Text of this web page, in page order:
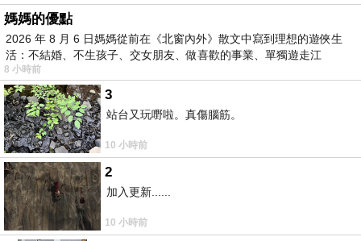
媽媽的優點
2026 年 8 月 6 日媽媽從前在《北窗內外》散文中寫到理想的遊俠生
活：不結婚、不生孩子、交女朋友、做喜歡的事業、單獨遊走江
湖⋯⋯，
8 小時前
3
站台又玩嘢啦。真傷腦筋。
10 小時前
2
加入更新......
10 小時前